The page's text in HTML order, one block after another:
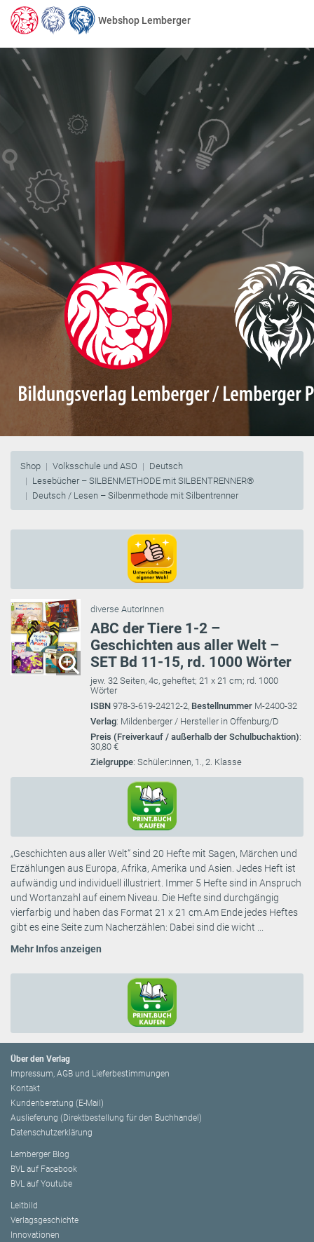
Webshop Lemberger
Shop Volksschule und ASO
Deutsch
Lesebücher – SILBENMETHODE mit SILBENTRENNER®
Deutsch / Lesen – Silbenmethode mit Silbentrenner
diverse AutorInnen
ABC der Tiere 1-2 –
Geschichten aus aller Welt –
SET Bd 11-15, rd. 1000 Wörter
jew. 32 Seiten, 4c, geheftet; 21 x 21 cm; rd. 1000
Wörter
ISBN 978-3-619-24212-2, Bestellnummer M-2400-32
Verlag: Mildenberger / Hersteller in Offenburg/D
Preis (Freiverkauf / außerhalb der Schulbuchaktion):
30,80 €
Zielgruppe: Schüler:innen, 1., 2. Klasse
„Geschichten aus aller Welt“ sind 20 Hefte mit Sagen, Märchen und
Erzählungen aus Europa, Afrika, Amerika und Asien. Jedes Heft ist
aufwändig und individuell illustriert. Immer 5 Hefte sind in Anspruch
und Wortanzahl auf einem Niveau. Die Hefte sind durchgängig
vierfarbig und haben das Format 21 x 21 cm.Am Ende jedes Heftes
gibt es eine Seite zum Nacherzählen: Dabei sind die wicht ...
Mehr Infos anzeigen
Über den Verlag
Impressum, AGB und Lieferbestimmungen
Kontakt
Kundenberatung (E-Mail)
Auslieferung (Direktbestellung für den Buchhandel)
Datenschutzerklärung
Lemberger Blog
BVL auf Facebook
BVL auf Youtube
Leitbild
Verlagsgeschichte
Innovationen